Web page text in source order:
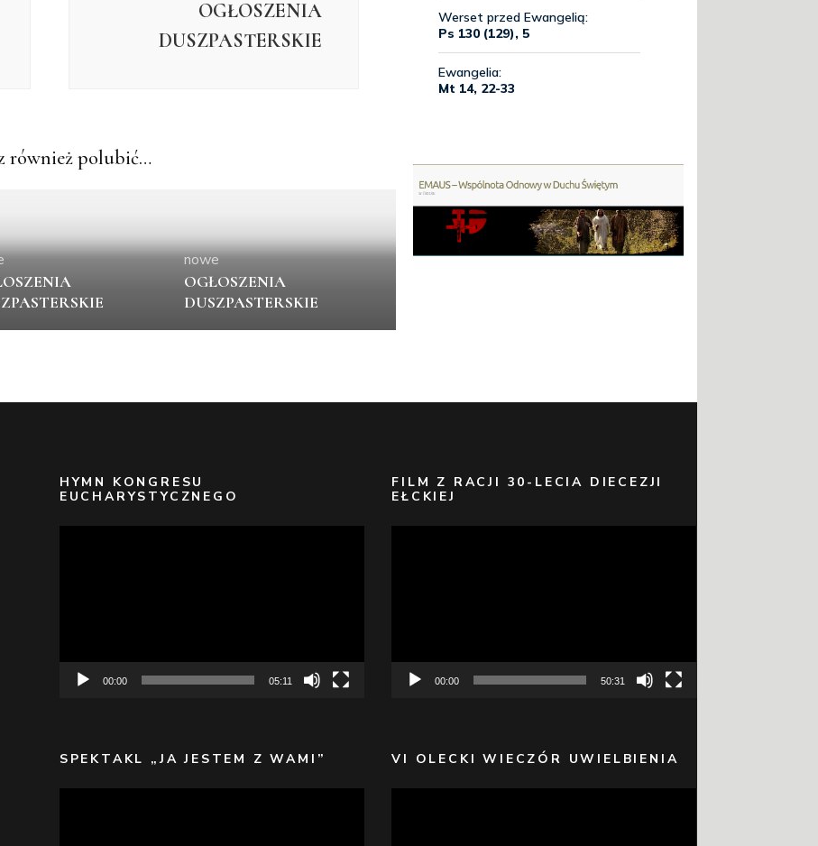
OGŁOSZENIA
DUSZPASTERSKIE
również polubić…
nowe
OGŁOSZENIA
DUSZPASTERSKIE
HYMN KONGRESU
EUCHARYSTYCZNEGO
00:00 05:11
SPEKTAKL „JA JESTEM Z WAMI”
FILM Z RACJI 30-LECIA DIECEZJI
EŁCKIEJ
00:00 50:31
VI OLECKI WIECZÓR UWIELBIENIA